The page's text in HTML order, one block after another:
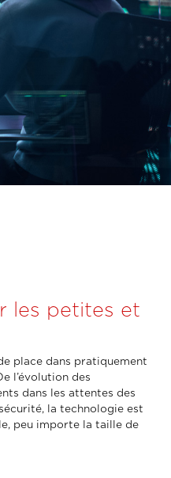
les petites et
place dans pratiquement
l’évolution des
dans les attentes des
la technologie est
peu importe la taille de